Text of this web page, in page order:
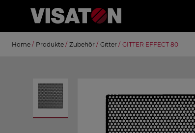
Suche
Home / Produkte / Zubehör / Gitter / GITTER EFFECT 80